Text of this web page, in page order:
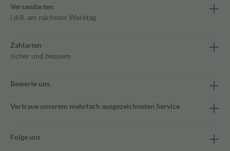
Versandarten
i.d.R. am nächsten Werktag
Zahlarten
sicher und bequem
Bewerte uns
Vertraue unserem mehrfach ausgezeichneten Service
Folge uns